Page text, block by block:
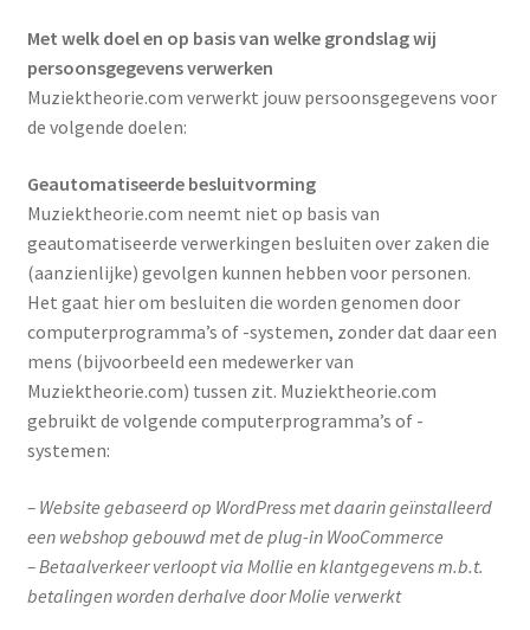
Met welk doel en op basis van welke grondslag wij
persoonsgegevens verwerken
Muziektheorie.com verwerkt jouw persoonsgegevens voor
de volgende doelen:
Geautomatiseerde besluitvorming
Muziektheorie.com neemt niet op basis van
geautomatiseerde verwerkingen besluiten over zaken die
(aanzienlijke) gevolgen kunnen hebben voor personen.
Het gaat hier om besluiten die worden genomen door
computerprogramma’s of -systemen, zonder dat daar een
mens (bijvoorbeeld een medewerker van
Muziektheorie.com) tussen zit. Muziektheorie.com
gebruikt de volgende computerprogramma’s of -
systemen:
– Website gebaseerd op WordPress met daarin geïnstalleerd
een webshop gebouwd met de plug-in WooCommerce
– Betaalverkeer verloopt via Mollie en klantgegevens m.b.t.
betalingen worden derhalve door Molie verwerkt